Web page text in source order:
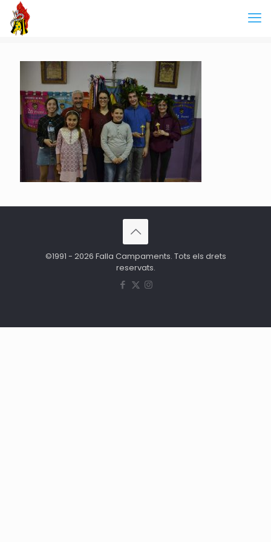
©1991 - 2026 Falla Campaments. Tots els drets
reservats.